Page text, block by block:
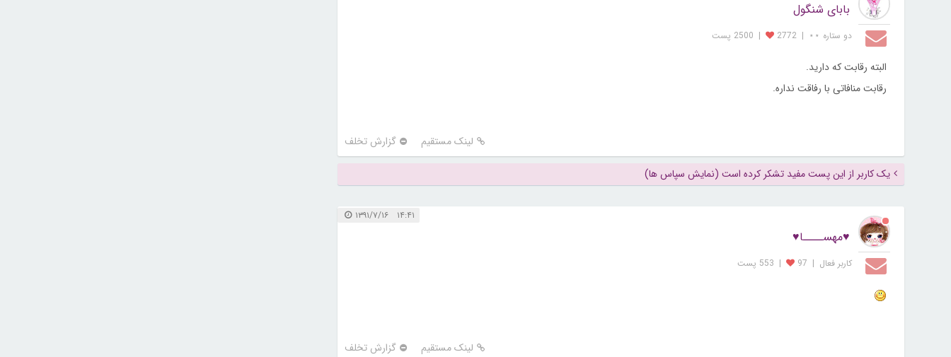
بابای شنگول
دو ستاره ⋆⋆ |
2772
| 2500 پست
البته رقابت که دارید.
رقابت منافاتی با رفاقت نداره.
لینک مستقیم گزارش تخلف
یک کاربر از این پست مفید تشکر کرده است (نمایش سپاس ها)
۱۴:۴۱ ۱۳۹۱/۷/۱۶
♥مهســــا♥
کاربر فعال |
97
| 553 پست
لینک مستقیم گزارش تخلف